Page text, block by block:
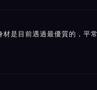
是目前遇過最優質的，平常